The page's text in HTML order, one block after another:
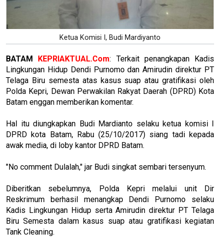
Ketua Komisi I, Budi Mardiyanto
BATAM KEPRIAKTUAL.Com: Terkait penangkapan Kadis
Lingkungan Hidup Dendi Purnomo dan Amirudin direktur PT
Telaga Biru semesta atas kasus suap atau gratifikasi oleh
Polda Kepri, Dewan Perwakilan Rakyat Daerah (DPRD) Kota
Batam enggan memberikan komentar.
Hal itu diungkapkan Budi Mardianto selaku ketua komisi I
DPRD kota Batam, Rabu (25/10/2017) siang tadi kepada
awak media, di loby kantor DPRD Batam.
"No comment Dulalah," jar Budi singkat sembari tersenyum.
Diberitkan sebelumnya, Polda Kepri melalui unit Dir
Reskrimum berhasil menangkap Dendi Purnomo selaku
Kadis Lingkungan Hidup serta Amirudin direktur PT Telaga
Biru Semesta dalam kasus suap atau gratifikasi kegiatan
Tank Cleaning.